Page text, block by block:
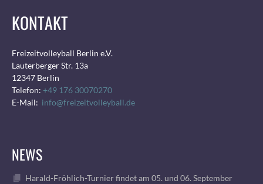
KONTAKT
Freizeitvolleyball Berlin e.V.
Lauterberger Str. 13a
12347 Berlin
Telefon: +49 176 30070270
E-Mail: info@freizeitvolleyball.de
NEWS
Harald-Fröhlich-Turnier findet am 05. und 06. September